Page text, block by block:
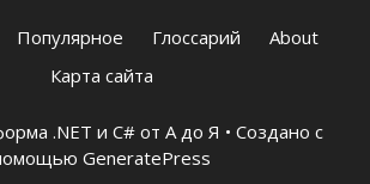
Популярное Глоссарий
About
Карта сайта
.NET и C# от А до Я • Создано с
GeneratePress